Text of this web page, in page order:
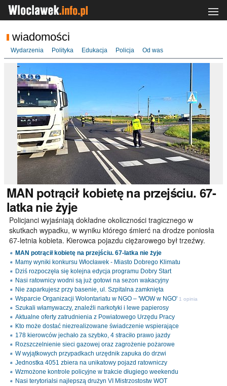
wiadomości
Wydarzenia Polityka Edukacja Policja Od was
MAN potrącił kobietę na przejściu. 67-
latka nie żyje
Policjanci wyjaśniają dokładne okoliczności tragicznego w
skutkach wypadku, w wyniku którego śmierć na drodze poniosła
67-letnia kobieta. Kierowca pojazdu ciężarowego był trzeźwy.
MAN potrącił kobietę na przejściu. 67-latka nie żyje
Mamy wyniki konkursu Włocławek - Miasto Dobrego Klimatu
Dziś rozpoczęła się kolejna edycja programu Dobry Start
Nasi ratownicy wodni są już gotowi na sezon wakacyjny
Nie zaparkujesz przy basenie, ul. Szpitalna zamknięta
Wsparcie Organizacji Wolontariatu w NGO – 'WOW w NGO' 1 opinia
Szukali włamywaczy, znaleźli narkotyki i lewe papierosy
Aktualne oferty zatrudnienia z Powiatowego Urzędu Pracy
Kto może dostać niezrealizowane świadczenie wspierające
178 kierowców jechało za szybko, 4 straciło prawo jazdy
Rozszczelnienie sieci gazowej oraz zagrożenie pożarowe
W wyjątkowych przypadkach urzędnik zapuka do drzwi
Jednostka 4051 zbiera na unikatowy pojazd ratowniczy
Wzmożone kontrole policyjne w trakcie długiego weekendu
Nasi terytorialsi najlepszą drużyn VI Mistrzostostw WOT